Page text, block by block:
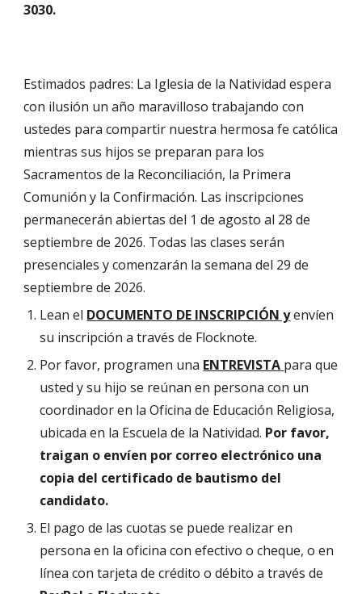
3030.
Estimados padres: La Iglesia de la Natividad espera
con ilusión un año maravilloso trabajando con
ustedes para compartir nuestra hermosa fe católica
mientras sus hijos se preparan para los
Sacramentos de la Reconciliación, la Primera
Comunión y la Confirmación. Las inscripciones
permanecerán abiertas del 1 de agosto al 28 de
septiembre de 2026. Todas las clases serán
presenciales y comenzarán la semana del 29 de
septiembre de 2026.
Lean el DOCUMENTO DE INSCRIPCIÓN yenvíen
su inscripción a través de Flocknote.
Por favor, programen una ENTREVISTA para que
usted y su hijo se reúnan en persona con un
coordinador en la Oficina de Educación Religiosa,
ubicada en la Escuela de la Natividad. Por favor,
traigan o envíen por correo electrónico una
copia del certificado de bautismo del
candidato.
El pago de las cuotas se puede realizar en
persona en la oficina con efectivo o cheque, o en
línea con tarjeta de crédito o débito a través de